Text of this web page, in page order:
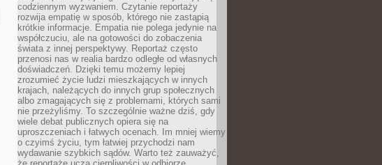
codziennym wyzwaniem. Czytanie reportaży
rozwija empatię w sposób, którego nie zastąpią
krótkie informacje. Empatia nie polega jedynie na
współczuciu, ale na gotowości do zobaczenia
świata z innej perspektywy. Reportaż często
przenosi nas w realia bardzo odległe od własnych
doświadczeń. Dzięki temu możemy lepiej
zrozumieć życie ludzi mieszkających w innych
krajach, należących do innych grup społecznych
albo zmagających się z problemami, których sami
nie przeżyliśmy. To szczególnie ważne dziś, gdy
wiele debat publicznych opiera się na
uproszczeniach i łatwych ocenach. Im mniej wiemy
o czyimś życiu, tym łatwiej przychodzi nam
wydawanie szybkich sądów. Warto też zauważyć,